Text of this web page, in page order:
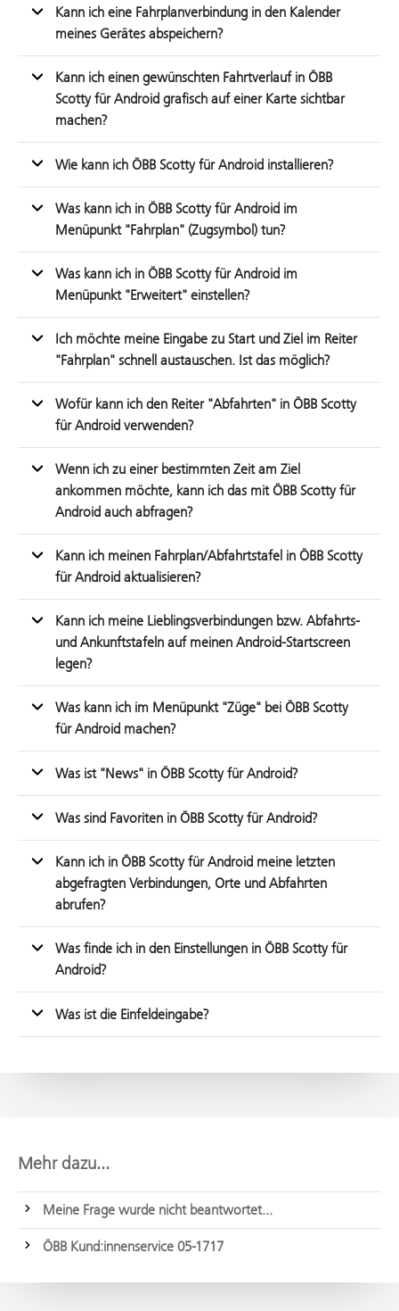
Kann ich eine Fahrplanverbindung in den Kalender
meines Gerätes abspeichern?
Kann ich einen gewünschten Fahrtverlauf in ÖBB
Scotty für Android grafisch auf einer Karte sichtbar
machen?
Wie kann ich ÖBB Scotty für Android installieren?
Was kann ich in ÖBB Scotty für Android im
Menüpunkt "Fahrplan" (Zugsymbol) tun?
Was kann ich in ÖBB Scotty für Android im
Menüpunkt "Erweitert" einstellen?
Ich möchte meine Eingabe zu Start und Ziel im Reiter
"Fahrplan" schnell austauschen. Ist das möglich?
Wofür kann ich den Reiter "Abfahrten" in ÖBB Scotty
für Android verwenden?
Wenn ich zu einer bestimmten Zeit am Ziel
ankommen möchte, kann ich das mit ÖBB Scotty für
Android auch abfragen?
Kann ich meinen Fahrplan/Abfahrtstafel in ÖBB Scotty
für Android aktualisieren?
Kann ich meine Lieblingsverbindungen bzw. Abfahrts-
und Ankunftstafeln auf meinen Android-Startscreen
legen?
Was kann ich im Menüpunkt "Züge" bei ÖBB Scotty
für Android machen?
Was ist "News" in ÖBB Scotty für Android?
Was sind Favoriten in ÖBB Scotty für Android?
Kann ich in ÖBB Scotty für Android meine letzten
abgefragten Verbindungen, Orte und Abfahrten
abrufen?
Was finde ich in den Einstellungen in ÖBB Scotty für
Android?
Was ist die Einfeldeingabe?
Mehr dazu...
Meine Frage wurde nicht beantwortet...
ÖBB Kund:innenservice 05-1717